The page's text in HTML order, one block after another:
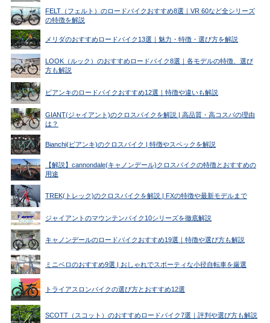
FELT（フェルト）のロードバイクおすすめ8選｜VR 60など全シリーズ
の特徴を解説
メリダのおすすめロードバイク13選｜魅力・特徴・選び方を解説
LOOK（ルック）のおすすめロードバイク8選｜各モデルの特徴、選び
方も解説
ビアンキのロードバイクおすすめ12選｜特徴や違いも解説
GIANT(ジャイアント)のクロスバイクを解説 | 高品質・高コスパの理由
は？
Bianchi(ビアンキ)のクロスバイク | 特徴やスペックを解説
【解説】cannondale(キャノンデール)クロスバイクの特徴とおすすめの
用途
TREK(トレック)のクロスバイクを解説 | FXの特徴や最新モデルまで
ジャイアントのマウンテンバイク10シリーズを徹底解説
キャノンデールのロードバイクおすすめ19選｜特徴や選び方も解説
ミニベロのおすすめ9選 | おしゃれでスポーティな小径自転車を厳選
トライアスロンバイクの選び方とおすすめ12選
SCOTT（スコット）のおすすめロードバイク7選｜評判や選び方も解説